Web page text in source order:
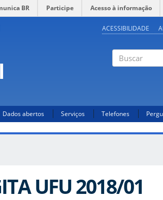
BR Participe Acesso à informação
ACESSIBILIDADE
Dados abertos Serviços Telefones
UFU 2018/01